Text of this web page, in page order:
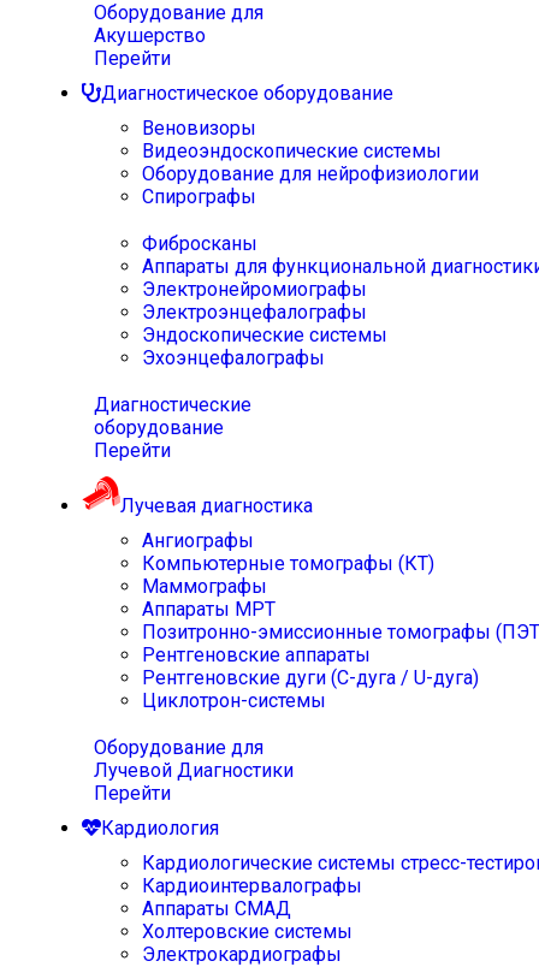
Оборудование для
Акушерство
Перейти
Диагностическое оборудование
Веновизоры
Видеоэндоскопические системы
Оборудование для нейрофизиологии
Спирографы
Фибросканы
Аппараты для функциональной
Электронейромиографы
Электроэнцефалографы
Эндоскопические системы
Эхоэнцефалографы
Диагностические
оборудование
Перейти
Лучевая диагностика
Ангиографы
Компьютерные томографы (КТ)
Маммографы
Аппараты МРТ
Позитронно-эмиссионные томографы
Рентгеновские аппараты
Рентгеновские дуги (С-дуга / U-дуга)
Циклотрон-системы
Оборудование для
Лучевой Диагностики
Перейти
Кардиология
Кардиологические системы стресс-
Кардиоинтервалографы
Аппараты СМАД
Холтеровские системы
Электрокардиографы